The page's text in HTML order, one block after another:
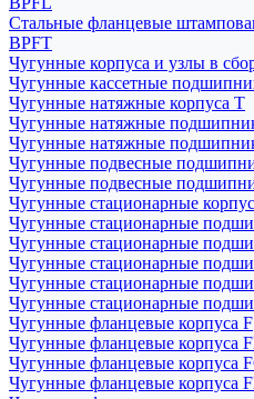
Стальные фланцевые
BPFT
Чугунные корпуса и узлы в
Чугунные кассетные
Чугунные натяжные корпуса T
Чугунные натяжные
Чугунные натяжные
Чугунные подвесные
Чугунные подвесные
Чугунные стационарные
Чугунные стационарные
Чугунные стационарные
Чугунные стационарные
Чугунные стационарные
Чугунные стационарные
Чугунные фланцевые корпуса F
Чугунные фланцевые корпуса
Чугунные фланцевые корпуса
Чугунные фланцевые корпуса